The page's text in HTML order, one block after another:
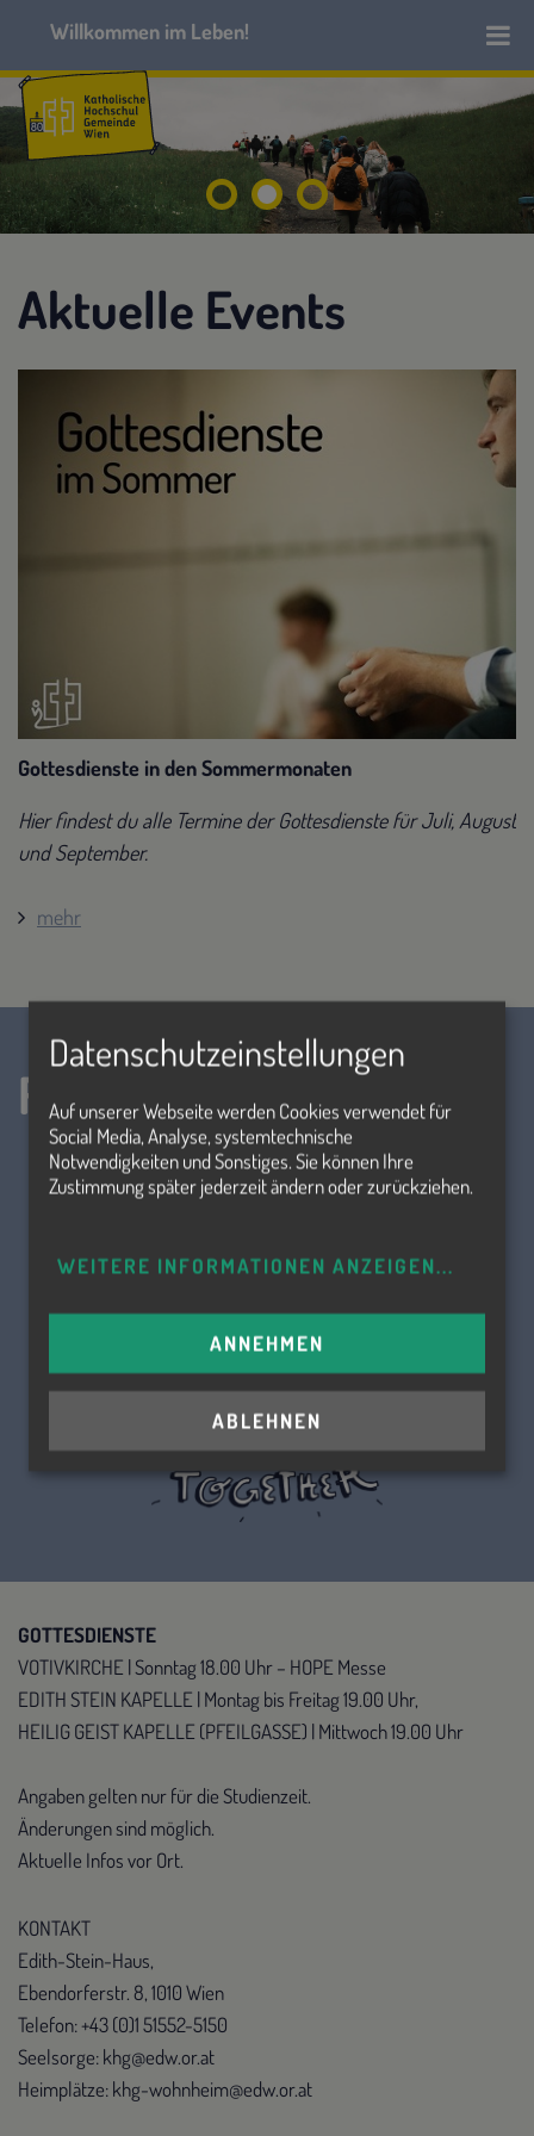
Aktuelle Events
Gottesdienste in den Sommermonaten
Hier findest du alle Termine der Gottesdienste für Juli, August
und September.
mehr
Folge uns!
GOTTESDIENSTE
VOTIVKIRCHE | Sonntag 18.00 Uhr – HOPE Messe
EDITH STEIN KAPELLE | Montag bis Freitag 19.00 Uhr,
HEILIG GEIST KAPELLE (PFEILGASSE) | Mittwoch 19.00 Uhr
Angaben gelten nur für die Studienzeit.
Änderungen sind möglich.
Aktuelle Infos vor Ort.
KONTAKT
Edith-Stein-Haus,
Ebendorferstr. 8, 1010 Wien
Telefon: +43 (0)1 51552-5150
Seelsorge: khg@edw.or.at
Heimplätze: khg-wohnheim@edw.or.at
Datenschutzeinstellungen
Auf unserer Webseite werden Cookies verwendet für
Social Media, Analyse, systemtechnische
Notwendigkeiten und Sonstiges. Sie können Ihre
Zustimmung später jederzeit ändern oder zurückziehen.
WEITERE INFORMATIONEN ANZEIGEN...
ABLEHNEN
ANNEHMEN